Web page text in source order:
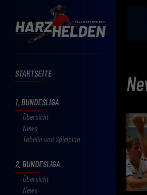
STARTSEITE
1. BUNDESLIGA
Übersicht
News
Tabelle und Spielplan
2. BUNDESLIGA
Übersicht
News